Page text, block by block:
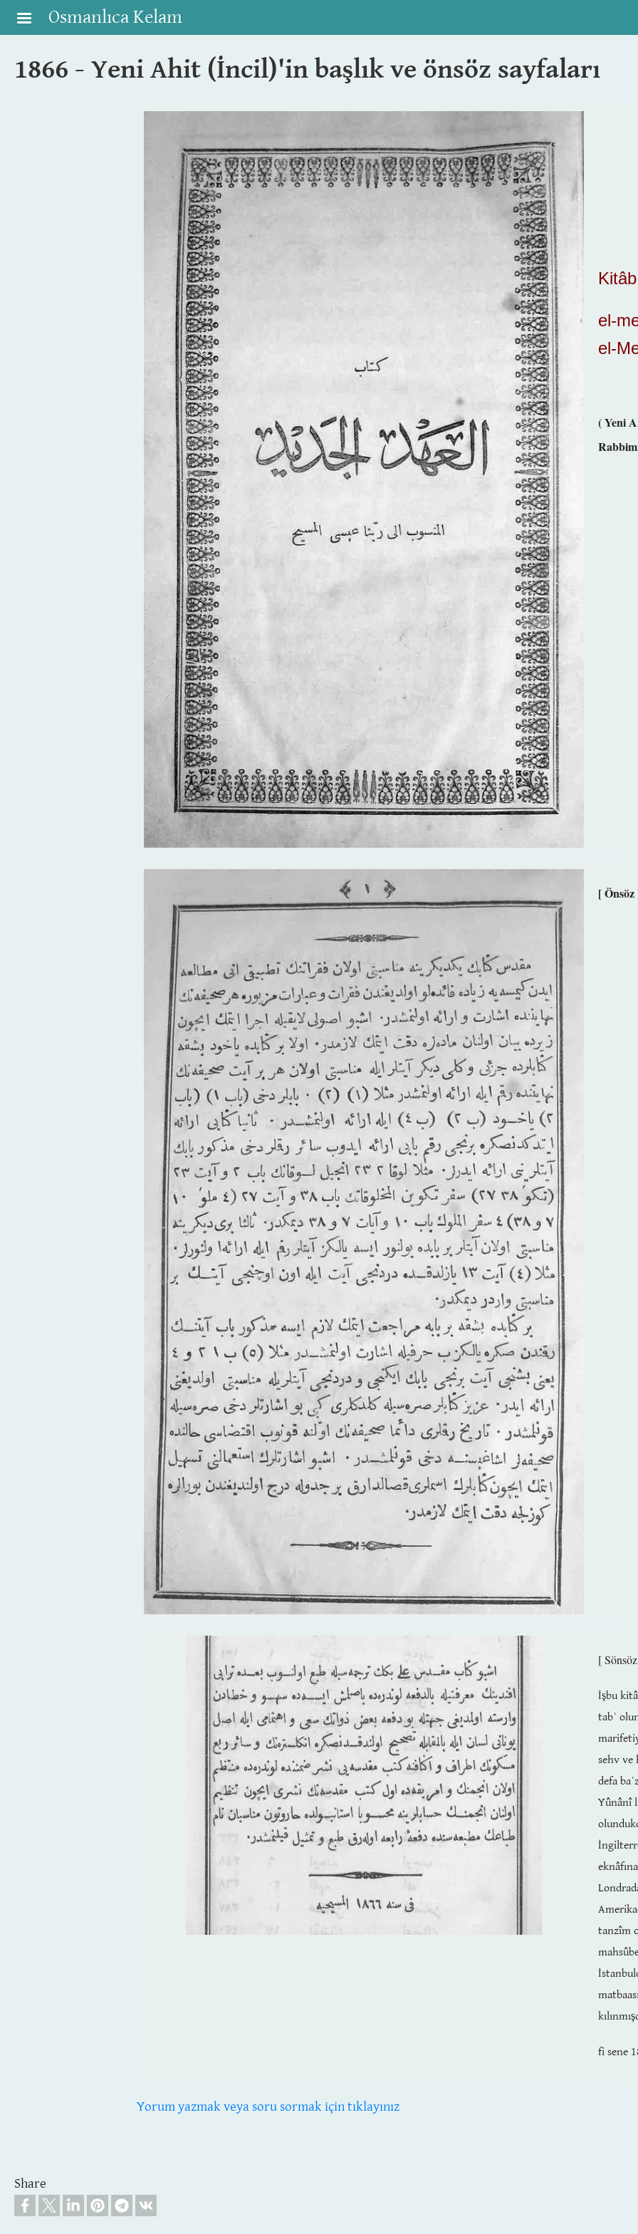
Skip to main content
Osmanlıca Kelam
1866 - Yeni Ahit (İncil)'in başlık ve önsöz sayfaları
el-
el-
( Yeni
[ Önsöz
[
İşbu
tabʿ
sehv ve
defa
Yûnânî
tanzîm
fi sene
Yorum yazmak veya soru sormak için tıklayınız
Share